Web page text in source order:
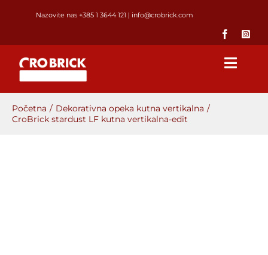
Nazovite nas +385 1 3644 121 | info@crobrick.com
Početna
Dekorativna opeka kutna vertikalna
CroBrick stardust LF kutna vertikalna-edit